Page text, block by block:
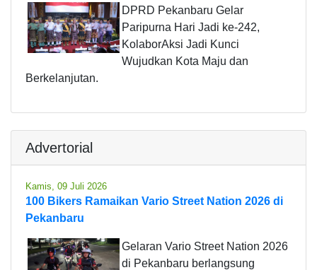
DPRD Pekanbaru Gelar
Paripurna Hari Jadi ke-242,
KolaborAksi Jadi Kunci
Wujudkan Kota Maju dan
Berkelanjutan.
Advertorial
Kamis, 09 Juli 2026
100 Bikers Ramaikan Vario Street Nation 2026 di
Pekanbaru
Gelaran Vario Street Nation 2026
di Pekanbaru berlangsung